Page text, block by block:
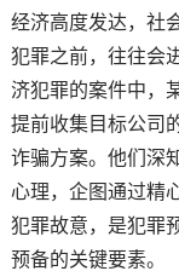
经济高度发达，社
犯罪之前，往往会
济犯罪的案件中，
提前收集目标公司
诈骗方案。他们深
心理，企图通过精
犯罪故意，是犯罪
预备的关键要素。